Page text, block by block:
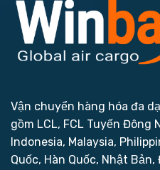
Vận chuyển hàng hóa đa
gồm LCL, FCL Tuyến Đông
Indonesia, Malaysia,
Quốc, Hàn Quốc, Nhật Bản,